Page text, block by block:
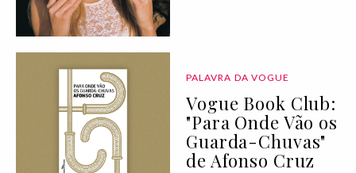
PALAVRA DA VOGUE
Vogue Book Club:
"Para Onde Vão os
Guarda-Chuvas"
de Afonso Cruz